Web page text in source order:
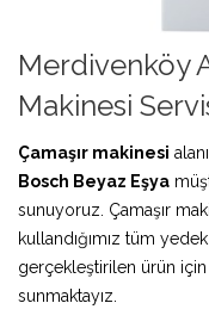
Merdivenköy
Makinesi
Çamaşır makinesi
Bosch Beyaz Eşya
sunuyoruz. Çamaşır
kullandığımız tüm
gerçekleştirilen ürün
sunmaktayız.